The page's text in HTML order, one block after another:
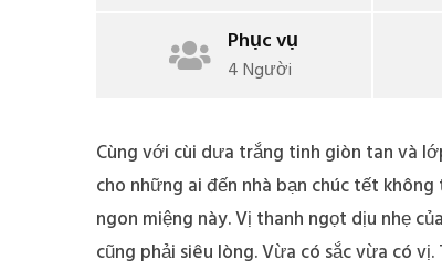
Phục vụ
4 Người
Cùng với cùi dưa trắng tinh giòn tan và
cho những ai đến nhà bạn chúc tết
ngon miệng này. Vị thanh ngọt dịu nhẹ
cũng phải siêu lòng. Vừa có sắc vừa có
Để Nấu
Chua Ngọt
Đà